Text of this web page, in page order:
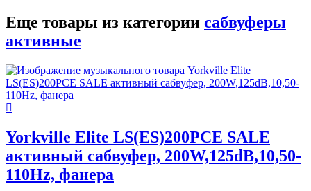
Еще товары из категории сабвуферы
активные
Yorkville Elite LS(ES)200PCE SALE
активный сабвуфер, 200W,125dB,10,50-
110Hz, фанера